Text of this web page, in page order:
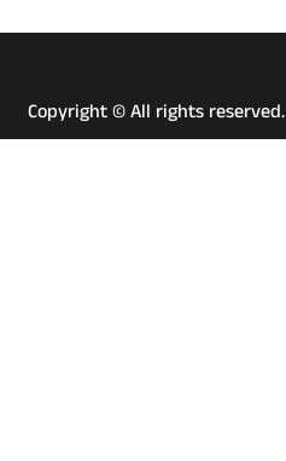
Copyright © All rights reserved.